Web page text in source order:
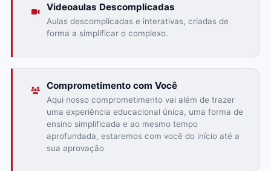
Videoaulas Descomplicadas
Aulas descomplicadas e interativas, criadas de
forma a simplificar o complexo.
Comprometimento com Você
Aqui nosso comprometimento vai além de trazer
uma experiência educacional única, uma forma de
ensino simplificada e ao mesmo tempo
aprofundada, estaremos com você do início até a
sua aprovação